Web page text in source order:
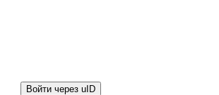
Войти через uID